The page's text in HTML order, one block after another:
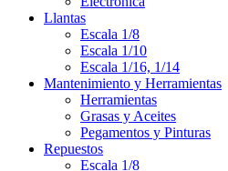
Llantas
Escala 1/8
Escala 1/10
Escala 1/16, 1/14
Mantenimiento y Herramientas
Herramientas
Grasas y Aceites
Pegamentos y Pinturas
Repuestos
Escala 1/8